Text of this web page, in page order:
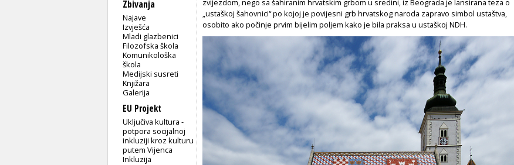
Zbivanja
Najave
Izvješća
Mladi glazbenici
Filozofska škola
Komunikološka
škola
Medijski susreti
Knjižara
Galerija
EU Projekt
Uključiva kultura -
potpora socijalnoj
inkluziji kroz kulturu
putem Vijenca
Inkluzija
„ustaškoj šahovnici“ po kojoj je povijesni grb hrvatskog naroda zapravo simbol ustaštva,
osobito ako počinje prvim bijelim poljem kako je bila praksa u ustaškoj NDH.